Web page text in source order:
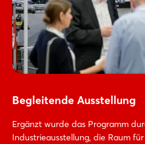
Begleitende Ausstellung
Ergänzt wurde das Programm
Industrieausstellung, die Raum